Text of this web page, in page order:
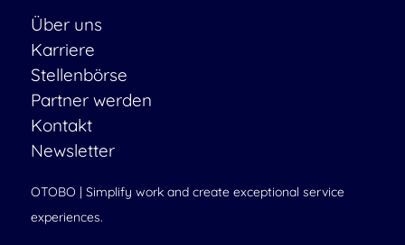
Über uns
Karriere
Stellenbörse
Partner werden
Kontakt
Newsletter
OTOBO | Simplify work and create exceptional service
experiences.